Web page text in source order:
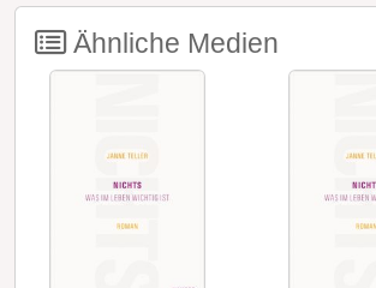
Ähnliche Medien